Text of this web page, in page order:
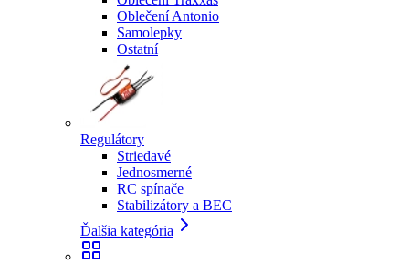
Oblečení Antonio
Samolepky
Ostatní
Regulátory
Striedavé
Jednosmerné
RC spínače
Stabilizátory a BEC
Ďalšia kategória